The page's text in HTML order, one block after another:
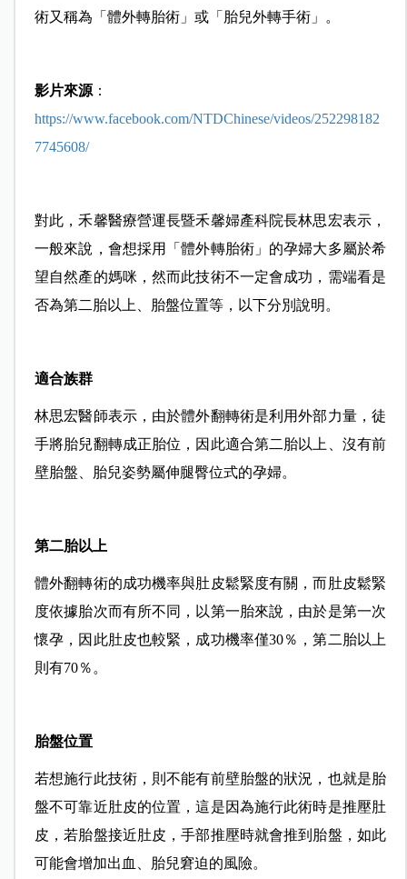
術又稱為「體外轉胎術」或「胎兒外轉手術」。
影片來源：
https://www.facebook.com/NTDChinese/videos/252298182
7745608/
對此，禾馨醫療營運長暨禾馨婦產科院長林思宏表示，
一般來說，會想採用「體外轉胎術」的孕婦大多屬於希
望自然產的媽咪，然而此技術不一定會成功，需端看是
否為第二胎以上、胎盤位置等，以下分別說明。
適合族群
林思宏醫師表示，由於體外翻轉術是利用外部力量，徒
手將胎兒翻轉成正胎位，因此適合第二胎以上、沒有前
壁胎盤、胎兒姿勢屬伸腿臀位式的孕婦。
第二胎以上
體外翻轉術的成功機率與肚皮鬆緊度有關，而肚皮鬆緊
度依據胎次而有所不同，以第一胎來說，由於是第一次
懷孕，因此肚皮也較緊，成功機率僅30％，第二胎以上
則有70％。
胎盤位置
若想施行此技術，則不能有前壁胎盤的狀況，也就是胎
盤不可靠近肚皮的位置，這是因為施行此術時是推壓肚
皮，若胎盤接近肚皮，手部推壓時就會推到胎盤，如此
可能會增加出血、胎兒窘迫的風險。